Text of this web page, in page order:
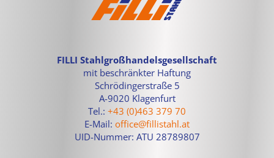
FILLI Stahlgroßhandelsgesellschaft
mit beschränkter Haftung
Schrödingerstraße 5
A-9020 Klagenfurt
Tel.: +43 (0)463 379 70
E-Mail: office@fillistahl.at
UID-Nummer: ATU 28789807